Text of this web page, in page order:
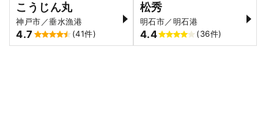
こうじん丸
神戸市／垂水漁港
4.7 (41件)
松秀
明石市／明石港
4.4 (36件)